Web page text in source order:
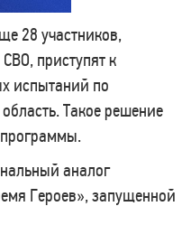
28 участников,
приступят к
испытаний по
Такое решение
аналог
Героев», запущенной